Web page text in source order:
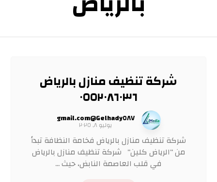
شركة تنظيف منازل بالرياض
٠٥٥٢٠٨٦٠٣٦
Gelhady٥٨٧@gmail.com
يوليو ٨, ٢٠٢٥
شركة تنظيف منازل بالرياض فخامة النظافة تبدأ
من “الرياض كلين“ شركة تنظيف منازل بالرياض
في قلب العاصمة النابض، حيث ...